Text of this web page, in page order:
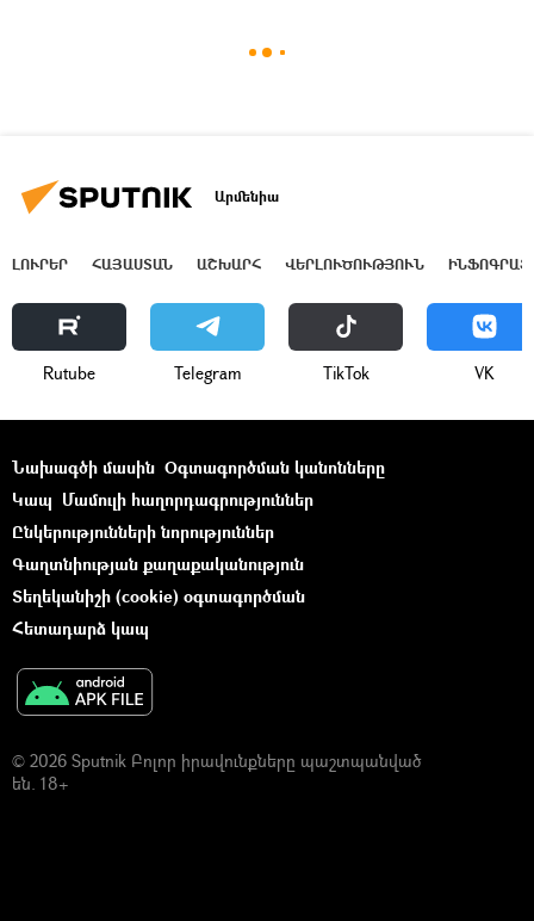
Արմենիա
ԼՈՒՐԵՐ ՀԱՅԱՍՏԱՆ ԱՇԽԱՐՀ ՎԵՐԼՈՒԾՈՒԹՅՈՒՆ
Rutube Telegram ТikТоk VK
Նախագծի մասին Օգտագործման կանոնները
Կապ Մամուլի հաղորդագրություններ
Ընկերությունների նորություններ
Գաղտնիության քաղաքականություն
Տեղեկանիշի (cookie) օգտագործման
Հետադարձ կապ
© 2026 Sputnik Բոլոր իրավունքները պաշտպանված
են. 18+